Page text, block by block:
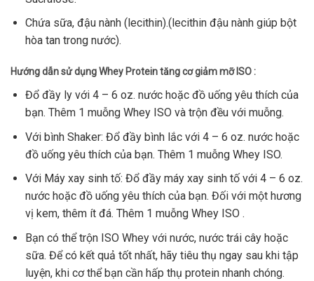
Chứa sữa, đậu nành (lecithin).(lecithin đậu nành giúp bột
hòa tan trong nước).
Hướng dẫn sử dụng Whey Protein tăng cơ giảm mỡ ISO :
Đổ đầy ly với 4 – 6 oz. nước hoặc đồ uống yêu thích của
bạn. Thêm 1 muỗng Whey ISO và trộn đều với muỗng.
Với bình Shaker: Đổ đầy bình lắc với 4 – 6 oz. nước hoặc
đồ uống yêu thích của bạn. Thêm 1 muỗng Whey ISO.
Với Máy xay sinh tố: Đổ đầy máy xay sinh tố với 4 – 6 oz.
nước hoặc đồ uống yêu thích của bạn. Đối với một hương
vị kem, thêm ít đá. Thêm 1 muỗng Whey ISO .
Bạn có thể trộn ISO Whey với nước, nước trái cây hoặc
sữa. Để có kết quả tốt nhất, hãy tiêu thụ ngay sau khi tập
luyện, khi cơ thể bạn cần hấp thụ protein nhanh chóng.